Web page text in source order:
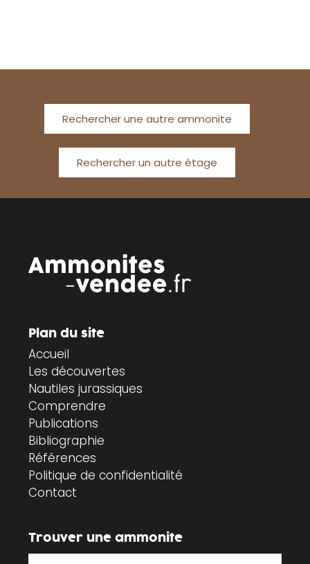
Rechercher une autre ammonite
Rechercher un autre étage
Plan du site
Accueil
Les découvertes
Nautiles jurassiques
Comprendre
Publications
Bibliographie
Références
Politique de confidentialité
Contact
Trouver une ammonite